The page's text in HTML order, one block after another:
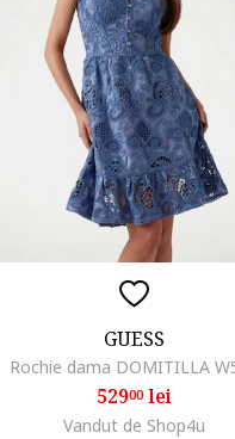
GUESS
52900lei
Vandut de Shop4u